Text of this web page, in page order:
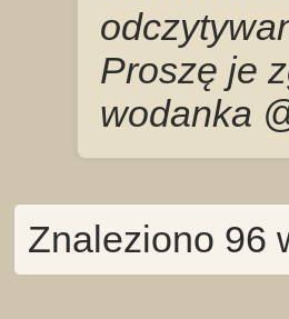
Proszę je
wodanka
Znaleziono 96